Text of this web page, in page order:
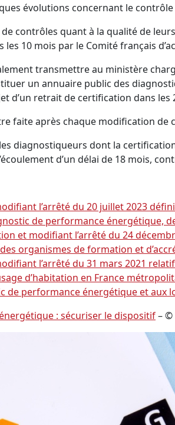
évolutions concernant le
contrôles quant à la qualité de
10 mois par le Comité français
transmettre au ministère
un annuaire public des
d’un retrait de certification dans les
faite après chaque modification de
diagnostiqueurs dont la
d’un délai de 18 mois,
l’arrêté du 20 juillet 2023
de performance énergétique,
et modifiant l’arrêté du 24
organismes de formation et
l’arrêté du 31 mars 2021
d’habitation en France
de performance énergétique et aux
: sécuriser le dispositif– ©